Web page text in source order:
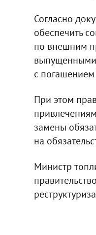
Согласно
обеспечить
по внешним
выпущенными
с
При этом
замены
на
Министр